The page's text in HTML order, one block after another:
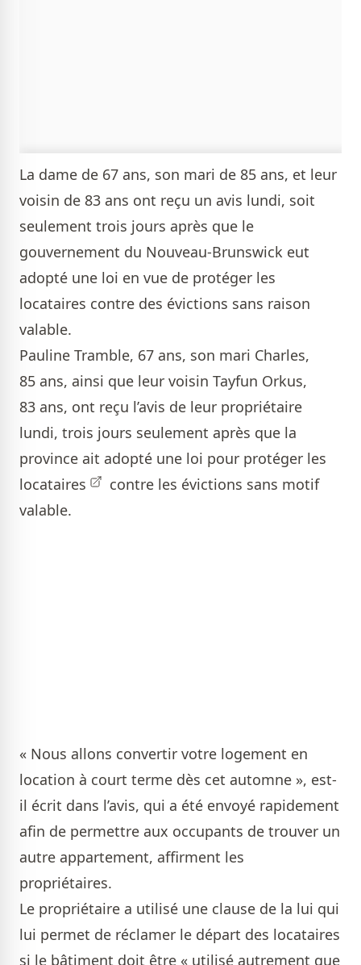
La dame de 67 ans, son mari de 85 ans, et leur
voisin de 83 ans ont reçu un avis lundi, soit
seulement trois jours après que le
gouvernement du Nouveau-Brunswick eut
adopté une loi en vue de protéger les
locataires contre des évictions sans raison
valable.
Pauline Tramble, 67 ans, son mari Charles,
85 ans, ainsi que leur voisin Tayfun Orkus,
83 ans, ont reçu l’avis de leur propriétaire
lundi, trois jours seulement après que la
province ait adopté une loi pour protéger les
locataires
contre les évictions sans motif
valable.
« Nous allons convertir votre logement en
location à court terme dès cet automne », est-
il écrit dans l’avis, qui a été envoyé rapidement
afin de permettre aux occupants de trouver un
autre appartement, affirment les
propriétaires.
Le propriétaire a utilisé une clause de la lui qui
lui permet de réclamer le départ des locataires
si le bâtiment doit être « utilisé autrement que